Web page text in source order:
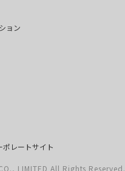
ョン
ポレートサイト
LIMITED All Rights Reserved.